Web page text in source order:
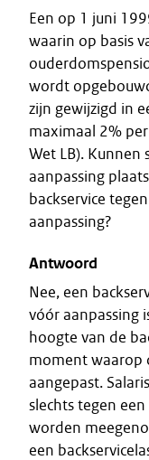
Een op 1 juni
waarin op basis
wordt
zijn gewijzigd in
maximaal 2%
Wet LB). Kunnen
aanpassing
backservice
aanpassing?
Antwoord
Nee, een
vóór aanpassing
hoogte van de
moment waarop
aangepast.
slechts tegen
worden
een